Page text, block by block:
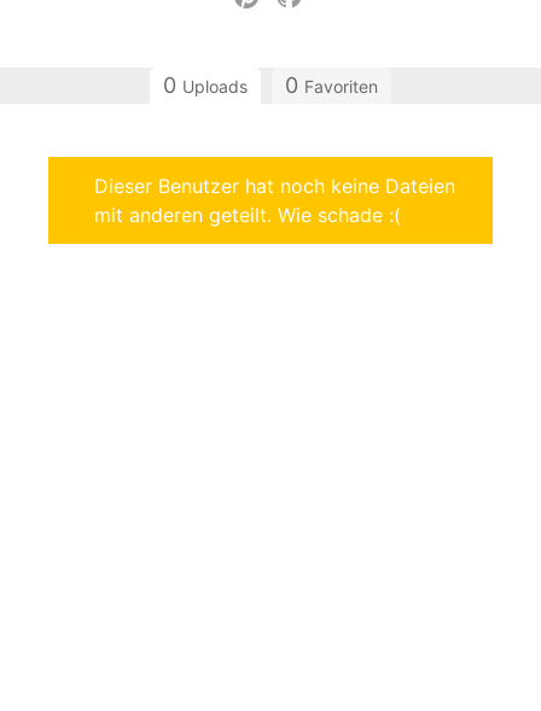
0 Uploads 0 Favoriten
Dieser Benutzer hat noch keine Dateien
mit anderen geteilt. Wie schade :(